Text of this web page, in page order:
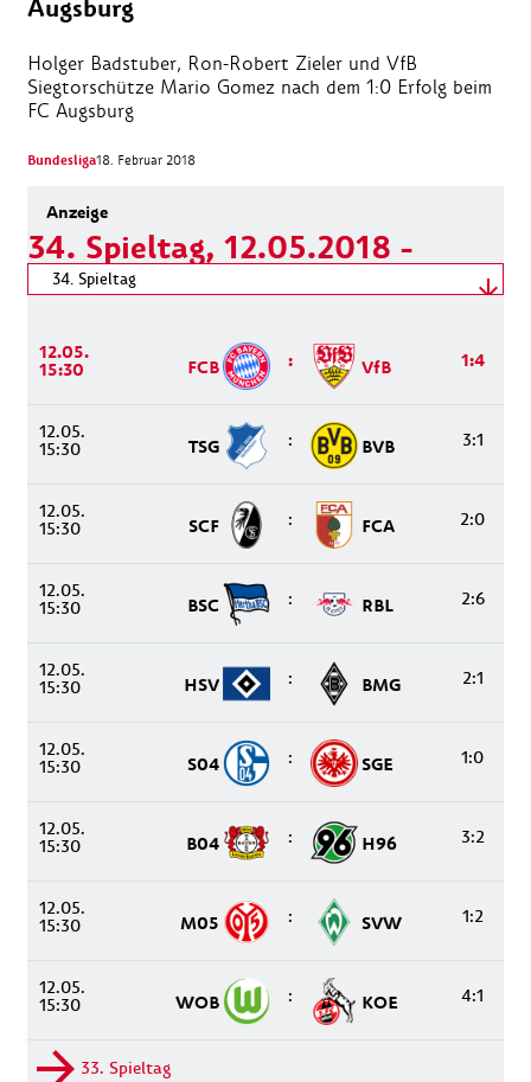
Augsburg
Holger Badstuber, Ron-Robert Zieler und VfB
Siegtorschütze Mario Gomez nach dem 1:0 Erfolg beim
FC Augsburg
Bundesliga18. Februar 2018
34. Spieltag, 12.05.2018 -
12.05.2018
12.05.
15:30 FCB : VfB 1:4
12.05.
15:30 TSG : BVB 3:1
12.05.
15:30 SCF : FCA 2:0
12.05.
15:30 BSC : RBL 2:6
12.05.
15:30 HSV : BMG 2:1
12.05.
15:30 S04 : SGE 1:0
12.05.
15:30 B04 : H96 3:2
12.05.
15:30 M05 : SVW 1:2
12.05.
15:30 WOB : KOE 4:1
33. Spieltag